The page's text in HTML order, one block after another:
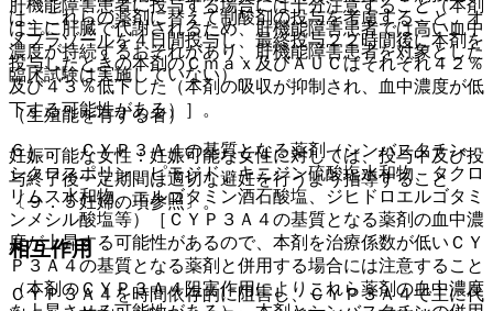
は、これらの薬剤に替えて制酸剤の投与を考慮すること、オ
メプラゾールを４日間投与し、最終投与２２時間後に本剤を
投与したときの本剤のＣｍａｘ及びＡＵＣはそれぞれ４２％
及び４３％低下した（本剤の吸収が抑制され、血中濃度が低
下する可能性がある）］。
６）． ＣＹＰ３Ａ４の基質となる薬剤（シンバスタチン、
シクロスポリン、ピモジド、キニジン硫酸塩水和物、タクロ
リムス水和物、エルゴタミン酒石酸塩、ジヒドロエルゴタミ
ンメシル酸塩等）［ＣＹＰ３Ａ４の基質となる薬剤の血中濃
度が上昇する可能性があるので、本剤を治療係数が低いＣＹ
Ｐ３Ａ４の基質となる薬剤と併用する場合には注意すること
（本剤のＣＹＰ３Ａ４阻害作用によりこれら薬剤の血中濃度
肝機能障害患者に投与する場合には十分注意すること（本剤
は主に肝臓で代謝されるため、肝機能障害患者では高い血中
濃度が持続するおそれがあり、肝機能障害患者を対象とした
臨床試験は実施していない）。
（生殖能を有する者）
妊娠可能な女性：妊娠可能な女性に対しては、投与中及び投
与終了後一定期間は適切な避妊を行うよう指導すること
〔９．５妊婦の項参照〕。
相互作用
ＣＹＰ３Ａ４を時間依存的に阻害し、ＣＹＰ３Ａ４で主に代